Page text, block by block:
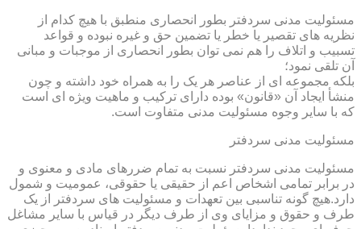
مسئولیت مدنی سردفتر بطور انحصاری منطبق با هیچ کدام از
نظریه های تقصیر یا خطر یا تضمین حق و غیره نبوده و قواعد
تسبیب و اتلاف را هم نمی توان بطور انحصاری از موجبات و مبانی
آن تلقی نمود؛
بلکه مجموعه ای از عناصر هر یک را به همراه خود داشته و چون
منشأ ایجاد آن «قانون» بوده دارای ترکیب و ماهیت ویژه ای است
که با سایر وجوه مسئولیت مدنی متفاوت است.
مسئولیت مدنی سردفتر
مسئولیت مدنی سردفتر نسبت به تمام ضررهای مادی و معنوی و
در برابر تمامی اشخاص اعم از حقیقی یا حقوقی، عمومیت و شمول
دارد.هیچ گونه تناسبی بین تعهدات و مسئولیت های سردفتر از یک
طرف و حقوق و مزایای وی از طرف دیگر در قیاس با سایر مشاغل